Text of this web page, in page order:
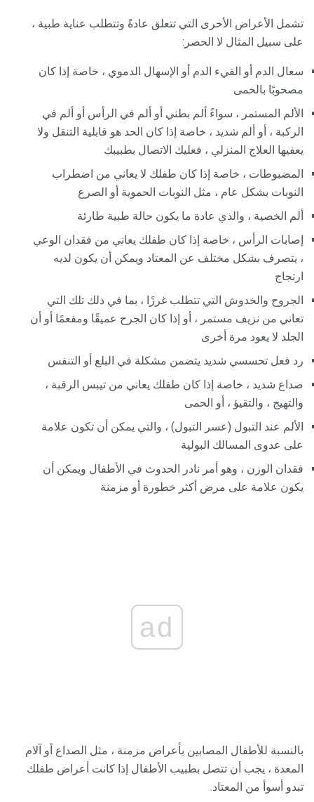
تشمل الأعراض الأخرى التي تتعلق عادةً وتتطلب عناية طبية ،
على سبيل المثال لا الحصر:
سعال الدم أو القيء الدم أو الإسهال الدموي ، خاصة إذا كان
مصحوبًا بالحمى
الألم المستمر ، سواءً ألم بطني أو ألم في الرأس أو ألم في
الركبة ، أو ألم شديد ، خاصة إذا كان الحد هو قابلية التنقل ولا
يعفيها العلاج المنزلي ، فعليك الاتصال بطبيبك
المضبوطات ، خاصة إذا كان طفلك لا يعاني من اضطراب
النوبات بشكل عام ، مثل النوبات الحموية أو الصرع
ألم الخصية ، والذي عادة ما يكون حالة طبية طارئة
إصابات الرأس ، خاصة إذا كان طفلك يعاني من فقدان الوعي
، يتصرف بشكل مختلف عن المعتاد ويمكن أن يكون لديه
ارتجاج
الجروح والخدوش التي تتطلب غرزًا ، بما في ذلك تلك التي
تعاني من نزيف مستمر ، أو إذا كان الجرح عميقًا ومفعمًا أو أن
الجلد لا يعود مرة أخرى
رد فعل تحسسي شديد يتضمن مشكلة في البلع أو التنفس
صداع شديد ، خاصة إذا كان طفلك يعاني من تيبس الرقبة ،
والتهيج ، والتقيؤ ، أو الحمى
الألم عند التبول (عسر التبول) ، والتي يمكن أن تكون علامة
على عدوى المسالك البولية
فقدان الوزن ، وهو أمر نادر الحدوث في الأطفال ويمكن أن
يكون علامة على مرض أكثر خطورة أو مزمنة
ad
بالنسبة للأطفال المصابين بأعراض مزمنة ، مثل الصداع أو آلام
المعدة ، يجب أن تتصل بطبيب الأطفال إذا كانت أعراض طفلك
تبدو أسوأ من المعتاد.